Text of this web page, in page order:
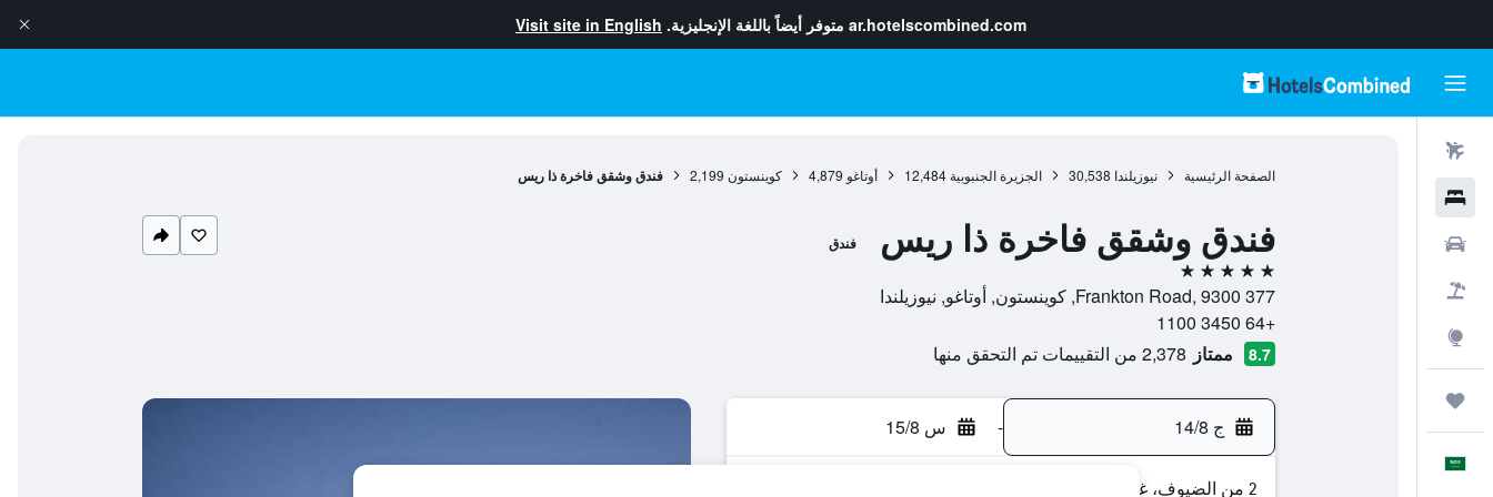
ar.hotelscombined.com متوفر أيضاً باللغة الإنجليزية. Visit site in English
الصفحة الرئيسية نيوزيلندا 30,538 الجزيرة الجنبوبية 12,484 أوتاغو 4,879 كوينستون 2,199 فندق وشقق فاخرة ذا ريس
فندق وشقق فاخرة ذا ريس فندق
5 نجوم
377 Frankton Road, 9300, كوينستون, أوتاغو, نيوزيلندا
+64 3450 1100
8.7 ممتاز 2,378 من التقييمات تم التحقق منها
ج 14/8 - س 15/8
2 من الضيوف، غرفة واحدة